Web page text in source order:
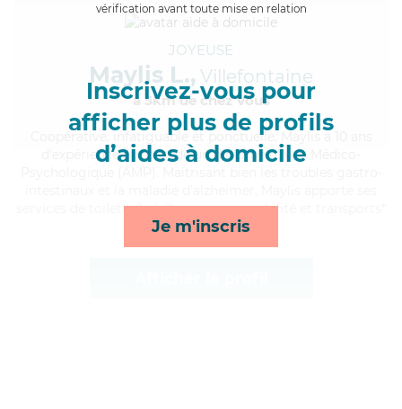
vérification avant toute mise en relation
Inscrivez-vous pour
afficher plus de profils
d’aides à domicile
Je m'inscris
JOYEUSE
Maylis L., Villefontaine
à 5km de chez Vous
, infatiguable et ponctuelle, Maylis a 10 ans
d'expérience et possède un diplôme d'Aide Médico-
services de toilette/habillage, repas, mobilité et transports*